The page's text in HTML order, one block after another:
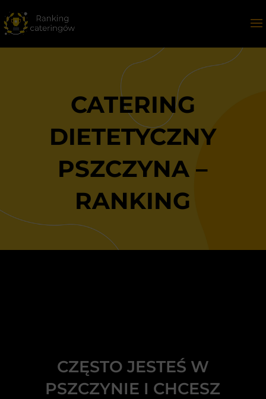
CATERING
DIETETYCZNY
PSZCZYNA –
RANKING
CZĘSTO JESTEŚ W
PSZCZYNIE I CHCESZ